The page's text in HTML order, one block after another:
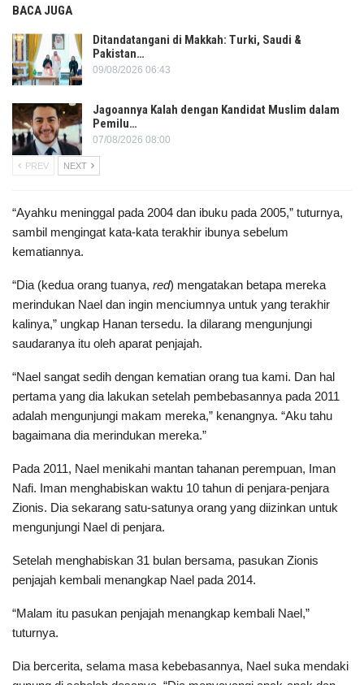
BACA JUGA
Ditandatangani di Makkah: Turki, Saudi &
Pakistan…
09/08/2026 06:43
Jagoannya Kalah dengan Kandidat Muslim dalam
Pemilu…
07/08/2026 08:00
PREV NEXT
“Ayahku meninggal pada 2004 dan ibuku pada 2005,” tuturnya,
sambil mengingat kata-kata terakhir ibunya sebelum
kematiannya.
“Dia (kedua orang tuanya, red) mengatakan betapa mereka
merindukan Nael dan ingin menciumnya untuk yang terakhir
kalinya,” ungkap Hanan tersedu. Ia dilarang mengunjungi
saudaranya itu oleh aparat penjajah.
“Nael sangat sedih dengan kematian orang tua kami. Dan hal
pertama yang dia lakukan setelah pembebasannya pada 2011
adalah mengunjungi makam mereka,” kenangnya. “Aku tahu
bagaimana dia merindukan mereka.”
Pada 2011, Nael menikahi mantan tahanan perempuan, Iman
Nafi. Iman menghabiskan waktu 10 tahun di penjara-penjara
Zionis. Dia sekarang satu-satunya orang yang diizinkan untuk
mengunjungi Nael di penjara.
Setelah menghabiskan 31 bulan bersama, pasukan Zionis
penjajah kembali menangkap Nael pada 2014.
“Malam itu pasukan penjajah menangkap kembali Nael,”
tuturnya.
Dia bercerita, selama masa kebebasannya, Nael suka mendaki